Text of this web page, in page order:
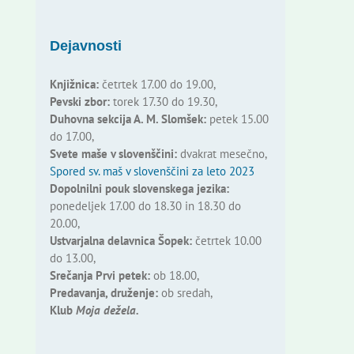
Dejavnosti
Knjižnica:četrtek 17.00 do 19.00,
Pevski zbor:torek 17.30 do 19.30,
Duhovna sekcija A. M. Slomšek:petek 15.00
do 17.00,
Svete maše v slovenščini:dvakrat mesečno,
Spored sv. maš v slovenščini za leto 2023
Dopolnilni pouk slovenskega jezika:
ponedeljek 17.00 do 18.30 in 18.30 do
20.00,
Ustvarjalna delavnica Šopek:četrtek 10.00
do 13.00,
Srečanja Prvi petek:ob 18.00,
Predavanja, druženje:ob sredah,
Klub Moja dežela.